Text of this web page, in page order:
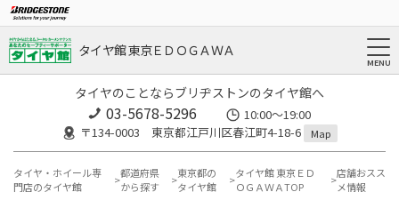
タイヤ館 東京ＥＤＯＧＡＷＡ
タイヤのことならブリヂストンのタイヤ館へ
03-5678-5296
10:00～19:00
〒134-0003 東京都江戸川区春江町4-18-6
Map
タイヤ・ホイール専
門店のタイヤ館
都道府県
から探す
東京都の
タイヤ館
タイヤ館 東京ＥＤ
ＯＧＡＷＡTOP
店舗おスス
メ情報